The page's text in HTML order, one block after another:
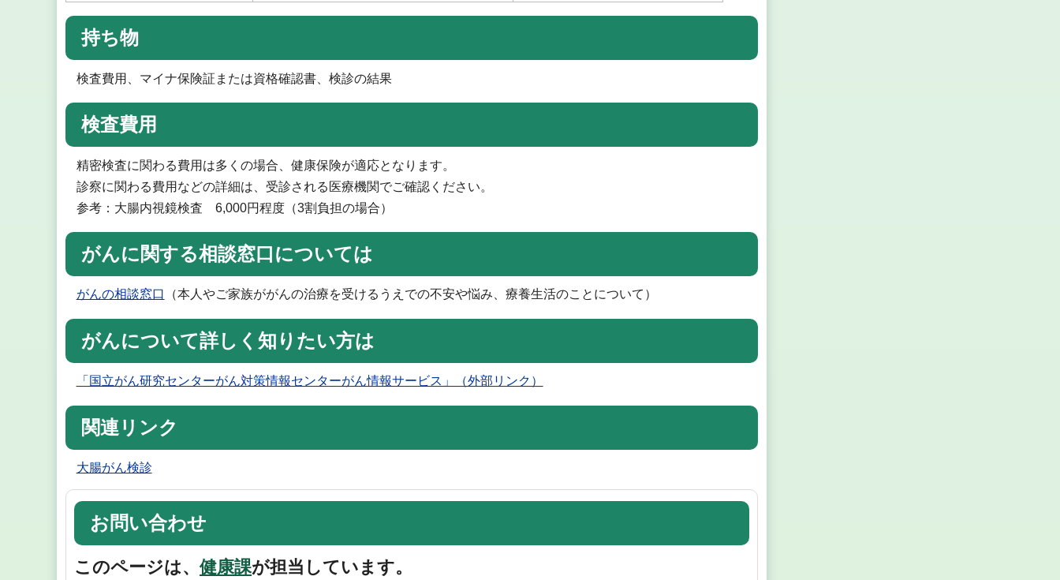
持ち物
検査費用、マイナ保険証または資格確認書、検診の結果
検査費用
精密検査に関わる費用は多くの場合、健康保険が適応となります。
診察に関わる費用などの詳細は、受診される医療機関でご確認ください。
参考：大腸内視鏡検査 6,000円程度（3割負担の場合）
がんに関する相談窓口については
がんの相談窓口 （本人やご家族ががんの治療を受けるうえでの不安や悩み、療養生活のことについて）
がんについて詳しく知りたい方は
「国立がん研究センターがん対策情報センターがん情報サービス」（外部リンク）
関連リンク
大腸がん検診
お問い合わせ
このページは、 健康課が担当しています。